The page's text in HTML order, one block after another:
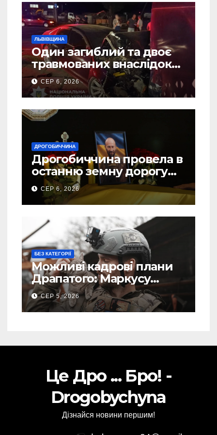
ЛЬВІВЩИНА
Один загиблий та двоє
травмованих внаслідок
ДТП на Самбірщині
СЕР 6, 2026
ДРОГОБИЧЧИНА
Дрогобиччина провела в
останню земну дорогу
свого Захисника – Олега
Торського
СЕР 6, 2026
БЕЗ КАТЕГОРІЇ
Можливі кадрові плани
Драпатого: Маркусу
пророкують важливу
посаду у ЗСУ
СЕР 5, 2026
Це Дро ... Бро! -
Drogobychyna
Дізнайся новини першим!